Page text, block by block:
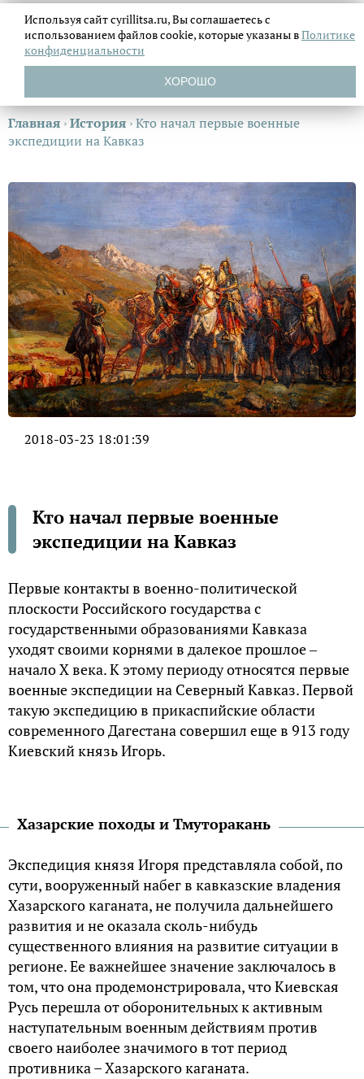
Главная ›История ›Кто начал первые военные
экспедиции на Кавказ
2018-03-23 18:01:39
Кто начал первые военные
экспедиции на Кавказ
Первые контакты в военно-политической
плоскости Российского государства с
государственными образованиями Кавказа
уходят своими корнями в далекое прошлое ‒
начало X века. К этому периоду относятся первые
военные экспедиции на Северный Кавказ. Первой
такую экспедицию в прикаспийские области
современного Дагестана совершил еще в 913 году
Киевский князь Игорь.
Хазарские походы и Тмуторакань
Экспедиция князя Игоря представляла собой, по
сути, вооруженный набег в кавказские владения
Хазарского каганата, не получила дальнейшего
развития и не оказала сколь-нибудь
существенного влияния на развитие ситуации в
регионе. Ее важнейшее значение заключалось в
том, что она продемонстрировала, что Киевская
Русь перешла от оборонительных к активным
наступательным военным действиям против
своего наиболее значимого в тот период
противника – Хазарского каганата.
Используя сайт cyrillitsa.ru, Вы соглашаетесь с
использованием файловcookie, которые указаны вПолитике
конфиденциальности
ХОРОШО